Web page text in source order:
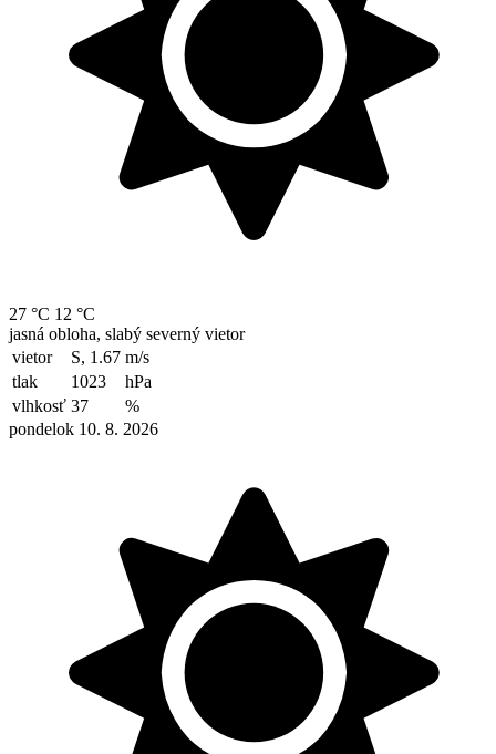
27 °C 12 °C
jasná obloha, slabý severný vietor
vietor
S, 1.67 m/s
tlak
1023
hPa
vlhkosť 37
%
pondelok 10. 8. 2026